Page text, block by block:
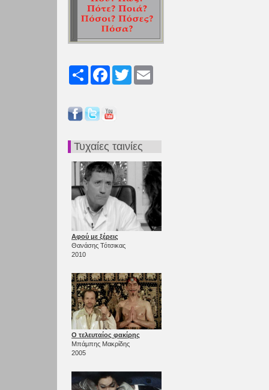
Share FacebookTwitter
Τυχαίες ταινίες
Αφού με ξέρεις
Θανάσης Τότσικας
2010
Ο τελευταίος φακίρης
Μπάμπης Μακρίδης
2005